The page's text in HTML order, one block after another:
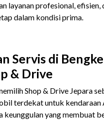
layanan profesional, efisien,
dalam kondisi prima.
Servis di
& Drive
Shop & Drive Jepara
terdekat untuk kendaraan
keunggulan yang membuat